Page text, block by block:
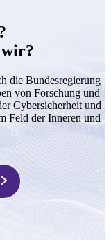
wir?
die Bundesregierung
von Forschung und
Cybersicherheit und
Feld der Inneren und